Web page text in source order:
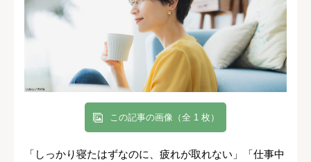
この記事の画像（全 1 枚）
「しっかり寝たはずなのに、疲れが取れない」「仕事中